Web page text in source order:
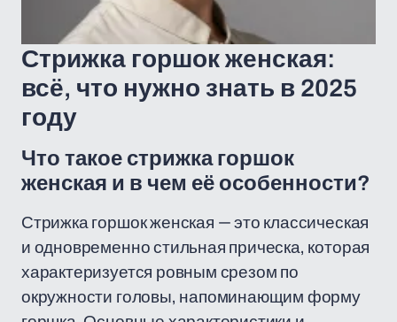
Стрижка горшок женская:
всё, что нужно знать в 2025
году
Что такое стрижка горшок
женская и в чем её особенности?
Стрижка горшок женская — это классическая
и одновременно стильная прическа, которая
характеризуется ровным срезом по
окружности головы, напоминающим форму